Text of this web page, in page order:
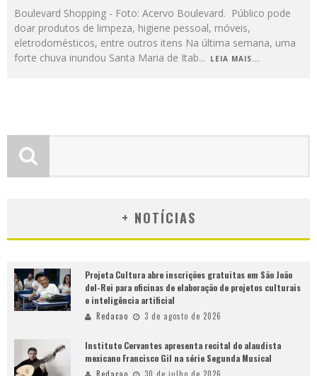
Boulevard Shopping - Foto: Acervo Boulevard. Público pode
doar produtos de limpeza, higiene pessoal, móveis,
eletrodomésticos, entre outros itens Na última semana, uma
forte chuva inundou Santa Maria de Itab... LEIA MAIS...
+ NOTÍCIAS
Projeta Cultura abre inscrições gratuitas em São João
del-Rei para oficinas de elaboração de projetos culturais
e inteligência artificial
Redacao 3 de agosto de 2026
Instituto Cervantes apresenta recital do alaudista
mexicano Francisco Gil na série Segunda Musical